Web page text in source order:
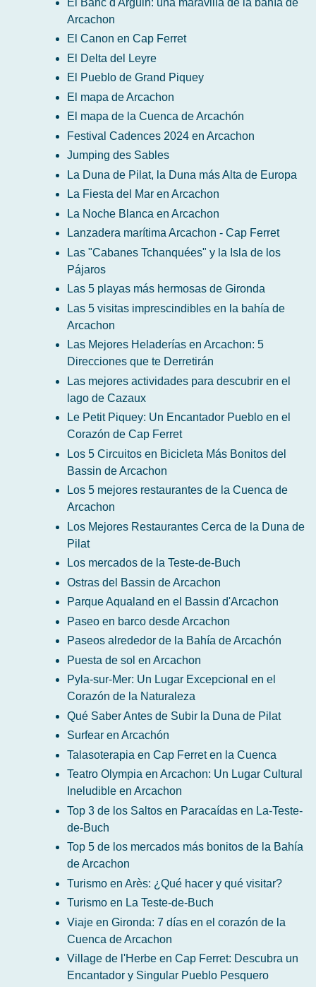
Arcachon
El Canon en Cap Ferret
El Delta del Leyre
El Pueblo de Grand Piquey
El mapa de Arcachon
El mapa de la Cuenca de Arcachón
Festival Cadences 2024 en Arcachon
Jumping des Sables
La Duna de Pilat, la Duna más Alta de Europa
La Fiesta del Mar en Arcachon
La Noche Blanca en Arcachon
Lanzadera marítima Arcachon - Cap Ferret
Las "Cabanes Tchanquées" y la Isla de los
Pájaros
Las 5 playas más hermosas de Gironda
Las 5 visitas imprescindibles en la bahía de
Arcachon
Las Mejores Heladerías en Arcachon: 5
Direcciones que te Derretirán
Las mejores actividades para descubrir en el
lago de Cazaux
Le Petit Piquey: Un Encantador Pueblo en el
Corazón de Cap Ferret
Los 5 Circuitos en Bicicleta Más Bonitos del
Bassin de Arcachon
Los 5 mejores restaurantes de la Cuenca de
Arcachon
Los Mejores Restaurantes Cerca de la Duna de
Pilat
Los mercados de la Teste-de-Buch
Ostras del Bassin de Arcachon
Parque Aqualand en el Bassin d'Arcachon
Paseo en barco desde Arcachon
Paseos alrededor de la Bahía de Arcachón
Puesta de sol en Arcachon
Pyla-sur-Mer: Un Lugar Excepcional en el
Corazón de la Naturaleza
Qué Saber Antes de Subir la Duna de Pilat
Surfear en Arcachón
Talasoterapia en Cap Ferret en la Cuenca
Teatro Olympia en Arcachon: Un Lugar Cultural
Ineludible en Arcachon
Top 3 de los Saltos en Paracaídas en La-Teste-
de-Buch
Top 5 de los mercados más bonitos de la Bahía
de Arcachon
Turismo en Arès: ¿Qué hacer y qué visitar?
Turismo en La Teste-de-Buch
Viaje en Gironda: 7 días en el corazón de la
Cuenca de Arcachon
Village de l'Herbe en Cap Ferret: Descubra un
Encantador y Singular Pueblo Pesquero